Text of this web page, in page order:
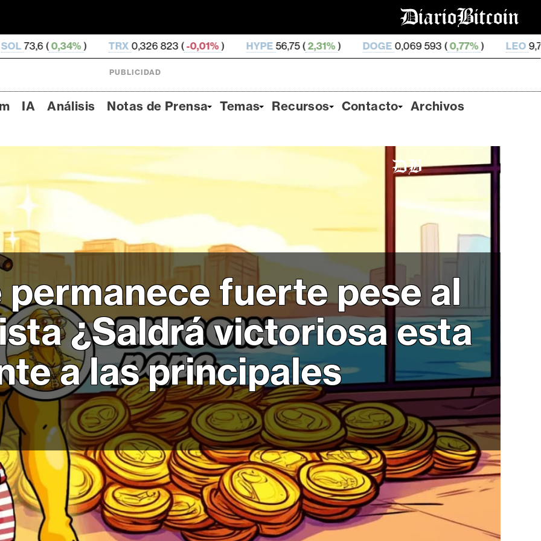
) TRX0,326 823 ( -0,01%) HYPE56,75 (2,31%) DOGE0,069 593 ( 0,77%) LEO 9,76 (0,22% )
PUBLICIDAD
IA Análisis Notas de Prensa Temas Recursos Contacto Archivos
fuerte pese al
¿Saldrá victoriosa esta
a las principales